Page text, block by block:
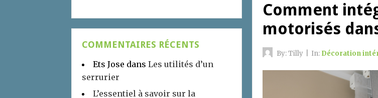
Comment
motorisés
By:Tilly In: Décoration
COMMENTAIRES RÉCENTS
Ets Jose dans Les utilités d’un
serrurier
L’essentiel à savoir sur la